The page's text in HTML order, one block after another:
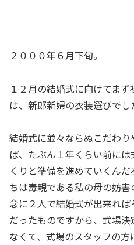
２０００年６月下旬。
１２月の結婚式に向けてま
は、新郎新婦の衣装選びでし
結婚式に並々ならぬこだわ
ば、たぶん１年くらい前に
くりと準備を進めていくん
ちは毒親である私の母の妨
念に２人で結婚式が出来れ
だったものですから、式場
なくて、式場のスタッフの